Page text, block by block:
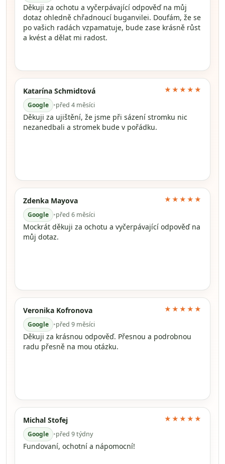
Děkuji za ochotu a vyčerpávající odpověď na můj
dotaz ohledně chřadnoucí buganvilei. Doufám, že se
po vašich radách vzpamatuje, bude zase krásně růst
a kvést a dělat mi radost.
Katarína Schmidtová
Google •před 4 měsíci
★★★★★
Děkuji za ujištění, že jsme při sázení stromku nic
nezanedbali a stromek bude v pořádku.
Zdenka Mayova
Google •před 6 měsíci
★★★★★
Mockrát děkuji za ochotu a vyčerpávající odpověď na
můj dotaz.
Veronika Kofronova
Google •před 9 měsíci
★★★★★
Děkuji za krásnou odpověď. Přesnou a podrobnou
radu přesně na mou otázku.
Michal Stofej
Google •před 9 týdny
★★★★★
Fundovaní, ochotní a nápomocní!